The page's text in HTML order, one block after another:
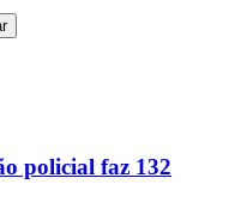
policial faz 132